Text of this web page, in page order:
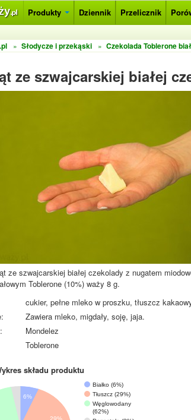
Produkty Dziennik Przelicznik
» Słodycze i przekąski » Czekolada Toblerone
ze szwajcarskiej białej
ze szwajcarskiej białej czekolady z nugatem
Toblerone (10%) waży 8 g.
cukier, pełne mleko w proszku, tłuszcz
Zawiera mleko, migdały, soję, jaja.
Mondelez
Toblerone
składu produktu
Białko (6%)
Tłuszcz (29%)
Węglowodany
(62%)
6%